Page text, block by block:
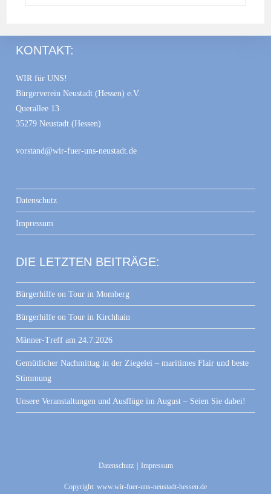
KONTAKT:
WIR für UNS!
Bürgerverein Neustadt (Hessen) e.V.
Querallee 13
35279 Neustadt (Hessen)
vorstand@wir-fuer-uns-neustadt.de
Datenschutz
Impressum
DIE LETZTEN BEITRÄGE:
Bürgerhilfe on Tour in Momberg
Bürgerhilfe on Tour in Kirchhain
Männer-Treff am 24.7.2026
Gemütlicher Nachmittag in der Ziegelei – maritimes Flair und beste
Stimmung
Unsere Veranstaltungen und Ausflüge im August – Seien Sie dabei!
Datenschutz Impressum
Copyright: www.wir-fuer-uns-neustadt-hessen.de